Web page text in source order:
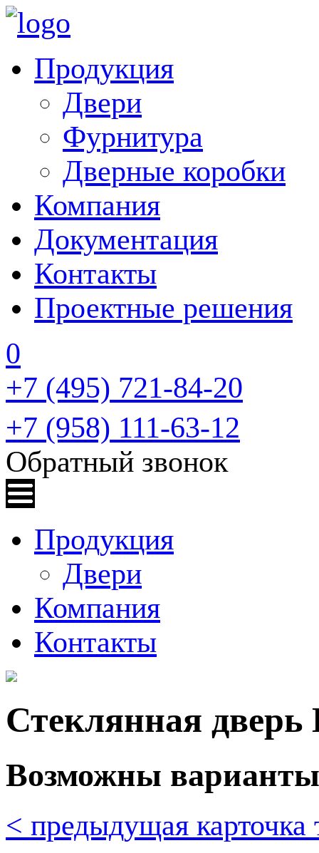
Продукция
Двери
Фурнитура
Дверные коробки
Компания
Документация
Контакты
Проектные решения
0
+7 (495) 721-84-20
+7 (958) 111-63-12
Обратный звонок
Продукция
Двери
Компания
Контакты
Стеклянная дверь
Возможны варианты
< предыдущая карточка